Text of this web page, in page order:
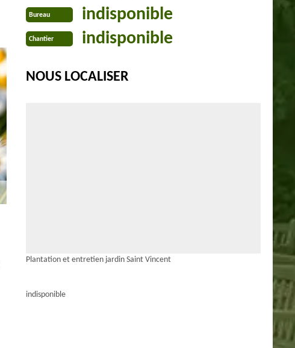
Bureau indisponible
Chantier indisponible
NOUS LOCALISER
Plantation et entretien jardin Saint Vincent
indisponible